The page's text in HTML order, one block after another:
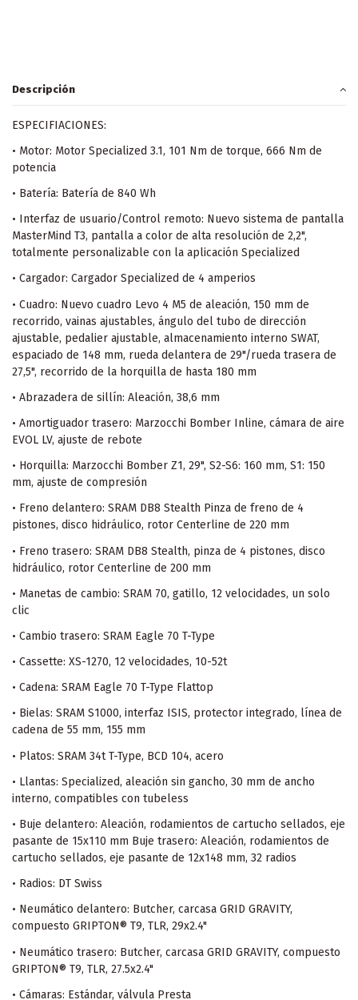
Descripción
ESPECIFIACIONES:
• Motor: Motor Specialized 3.1, 101 Nm de torque, 666 Nm de
potencia
• Batería: Batería de 840 Wh
• Interfaz de usuario/Control remoto: Nuevo sistema de pantalla
MasterMind T3, pantalla a color de alta resolución de 2,2",
totalmente personalizable con la aplicación Specialized
• Cargador: Cargador Specialized de 4 amperios
• Cuadro: Nuevo cuadro Levo 4 M5 de aleación, 150 mm de
recorrido, vainas ajustables, ángulo del tubo de dirección
ajustable, pedalier ajustable, almacenamiento interno SWAT,
espaciado de 148 mm, rueda delantera de 29"/rueda trasera de
27,5", recorrido de la horquilla de hasta 180 mm
• Abrazadera de sillín: Aleación, 38,6 mm
• Amortiguador trasero: Marzocchi Bomber Inline, cámara de aire
EVOL LV, ajuste de rebote
• Horquilla: Marzocchi Bomber Z1, 29", S2-S6: 160 mm, S1: 150
mm, ajuste de compresión
• Freno delantero: SRAM DB8 Stealth Pinza de freno de 4
pistones, disco hidráulico, rotor Centerline de 220 mm
• Freno trasero: SRAM DB8 Stealth, pinza de 4 pistones, disco
hidráulico, rotor Centerline de 200 mm
• Manetas de cambio: SRAM 70, gatillo, 12 velocidades, un solo
clic
• Cambio trasero: SRAM Eagle 70 T-Type
• Cassette: XS-1270, 12 velocidades, 10-52t
• Cadena: SRAM Eagle 70 T-Type Flattop
• Bielas: SRAM S1000, interfaz ISIS, protector integrado, línea de
cadena de 55 mm, 155 mm
• Platos: SRAM 34t T-Type, BCD 104, acero
• Llantas: Specialized, aleación sin gancho, 30 mm de ancho
interno, compatibles con tubeless
• Buje delantero: Aleación, rodamientos de cartucho sellados, eje
pasante de 15x110 mm Buje trasero: Aleación, rodamientos de
cartucho sellados, eje pasante de 12x148 mm, 32 radios
• Radios: DT Swiss
• Neumático delantero: Butcher, carcasa GRID GRAVITY,
compuesto GRIPTON® T9, TLR, 29x2.4"
• Neumático trasero: Butcher, carcasa GRID GRAVITY, compuesto
GRIPTON® T9, TLR, 27.5x2.4"
• Cámaras: Estándar, válvula Presta